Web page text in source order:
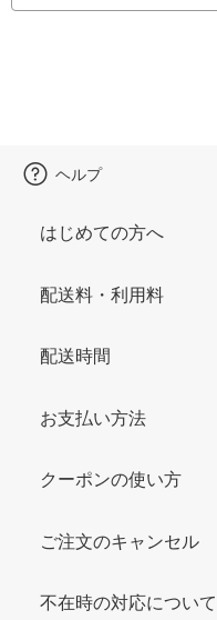
ヘルプ
はじめての方へ
配送料・利用料
配送時間
お支払い方法
クーポンの使い方
ご注文のキャンセル
不在時の対応について